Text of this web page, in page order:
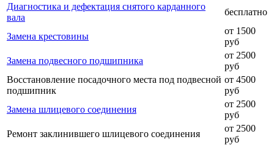
Диагностика и дефектация снятого карданного
вала
бесплатно
Замена крестовины
от 1500
руб
Замена подвесного подшипника
от 2500
руб
Восстановление посадочного места под подвесной
подшипник
от 4500
руб
Замена шлицевого соединения
от 2500
руб
Ремонт заклинившего шлицевого соединения
от 2500
руб